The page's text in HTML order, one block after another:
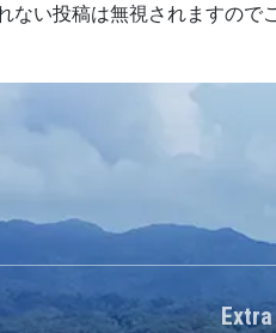
ない投稿は無視されますので